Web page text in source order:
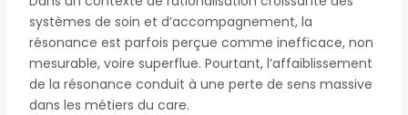
systèmes de soin et d’accompagnement, la
résonance est parfois perçue comme inefficace, non
mesurable, voire superflue. Pourtant, l’affaiblissement
de la résonance conduit à une perte de sens massive
dans les métiers du care.